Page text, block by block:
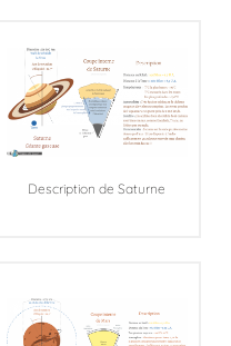
Description de Saturne